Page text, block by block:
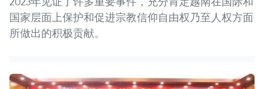
国家层面上保护和促进宗教信仰自由权乃至人权方面
所做出的积极贡献。